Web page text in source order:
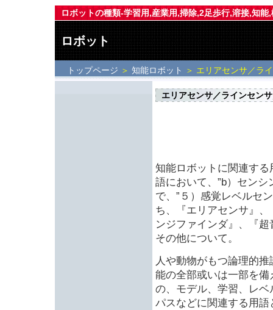
ロボットの種類-学習用,産業用,掃除,2足歩行,溶接,知能
ロボット
トップページ ＞ 知能ロボット ＞ エリアセンサ／ラ
エリアセンサ／ラインセン
知能ロボットに関連す
語において、”b）セン
で、”５）感覚レベルセ
ち、『エリアセンサ』
ンジファインダ』、『
その他について。
人や動物がもつ論理的
能の全部或いは一部を
の、モデル、学習、レ
パスなどに関連する用